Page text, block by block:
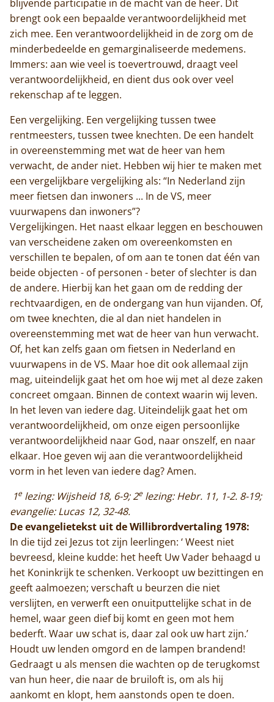
Home
Trappisten
De abdij
Actueel
Monnik worden
Contact
blijvende participatie in de macht van de heer. Dit
brengt ook een bepaalde verantwoordelijkheid met
zich mee. Een verantwoordelijkheid in de zorg om de
minderbedeelde en gemarginaliseerde medemens.
Immers: aan wie veel is toevertrouwd, draagt veel
verantwoordelijkheid, en dient dus ook over veel
rekenschap af te leggen.
Een vergelijking. Een vergelijking tussen twee
rentmeesters, tussen twee knechten. De een handelt
in overeenstemming met wat de heer van hem
verwacht, de ander niet. Hebben wij hier te maken met
een vergelijkbare vergelijking als: “In Nederland zijn
meer fietsen dan inwoners ... In de VS, meer
vuurwapens dan inwoners”?
Vergelijkingen. Het naast elkaar leggen en beschouwen
van verscheidene zaken om overeenkomsten en
verschillen te bepalen, of om aan te tonen dat één van
beide objecten - of personen - beter of slechter is dan
de andere. Hierbij kan het gaan om de redding der
rechtvaardigen, en de ondergang van hun vijanden. Of,
om twee knechten, die al dan niet handelen in
overeenstemming met wat de heer van hun verwacht.
Of, het kan zelfs gaan om fietsen in Nederland en
vuurwapens in de VS. Maar hoe dit ook allemaal zijn
mag, uiteindelijk gaat het om hoe wij met al deze zaken
concreet omgaan. Binnen de context waarin wij leven.
In het leven van iedere dag. Uiteindelijk gaat het om
verantwoordelijkheid, om onze eigen persoonlijke
verantwoordelijkheid naar God, naar onszelf, en naar
elkaar. Hoe geven wij aan die verantwoordelijkheid
vorm in het leven van iedere dag? Amen.
1elezing: Wijsheid 18, 6-9; 2elezing: Hebr. 11, 1-2. 8-19;
evangelie: Lucas 12, 32-48.
De evangelietekst uit de Willibrordvertaling 1978:
In die tijd zei Jezus tot zijn leerlingen: ‘ Weest niet
bevreesd, kleine kudde: het heeft Uw Vader behaagd u
het Koninkrijk te schenken. Verkoopt uw bezittingen en
geeft aalmoezen; verschaft u beurzen die niet
verslijten, en verwerft een onuitputtelijke schat in de
hemel, waar geen dief bij komt en geen mot hem
bederft. Waar uw schat is, daar zal ook uw hart zijn.’
Houdt uw lenden omgord en de lampen brandend!
Gedraagt u als mensen die wachten op de terugkomst
van hun heer, die naar de bruiloft is, om als hij
aankomt en klopt, hem aanstonds open te doen.